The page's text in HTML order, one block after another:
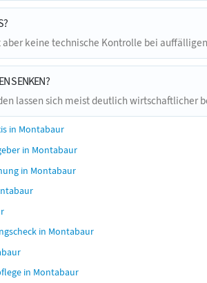
keine technische Kontrolle bei
SENKEN?
lassen sich meist deutlich wirtschaftlicher
in Montabaur
in Montabaur
in Montabaur
in Montabaur
in Montabaur